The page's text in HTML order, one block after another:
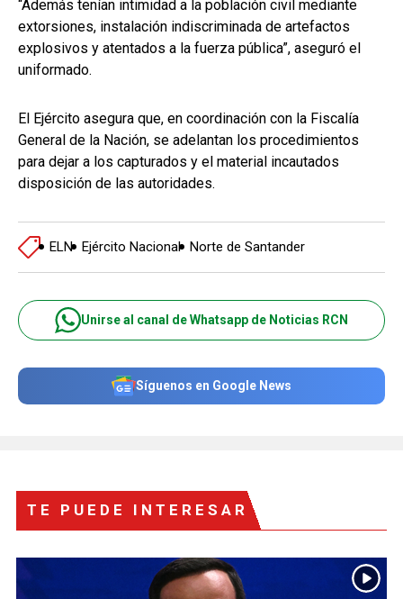
“Además tenían intimidad a la población civil mediante
extorsiones, instalación indiscriminada de artefactos
explosivos y atentados a la fuerza pública”, aseguró el
uniformado.
El Ejército asegura que, en coordinación con la Fiscalía
General de la Nación, se adelantan los procedimientos
para dejar a los capturados y el material incautados
disposición de las autoridades.
ELN Ejército Nacional Norte de Santander
Unirse al canal de Whatsapp de Noticias RCN
Síguenos en Google News
TE PUEDE INTERESAR